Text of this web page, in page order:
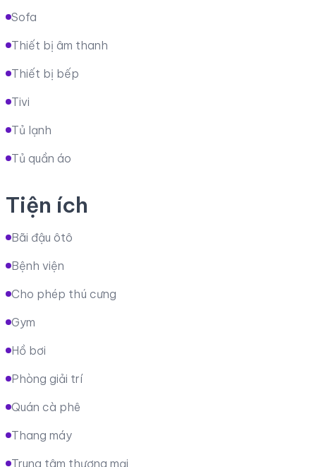
Sofa
Thiết bị âm thanh
Thiết bị bếp
Tivi
Tủ lạnh
Tủ quần áo
Tiện ích
Bãi đậu ôtô
Bệnh viện
Cho phép thú cưng
Gym
Hồ bơi
Phòng giải trí
Quán cà phê
Thang máy
Trung tâm thương mại